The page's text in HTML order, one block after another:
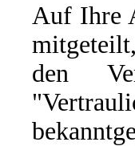
Auf Ihre
den